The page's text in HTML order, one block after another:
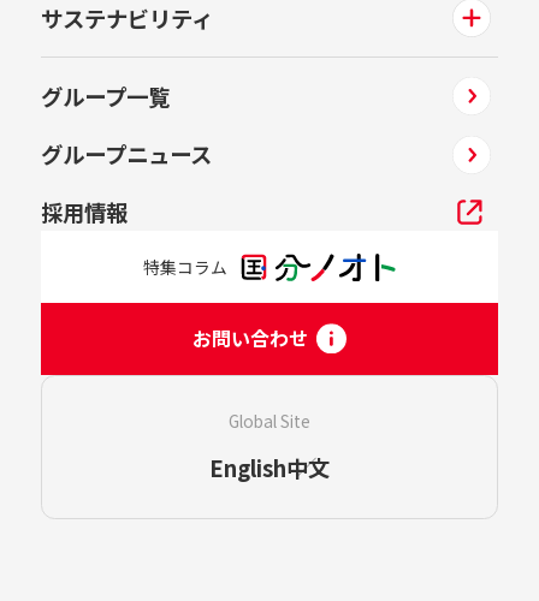
サステナビリティ
グループ一覧
グループニュース
採用情報
特集コラム
お問い合わせ
Global Site
English中文